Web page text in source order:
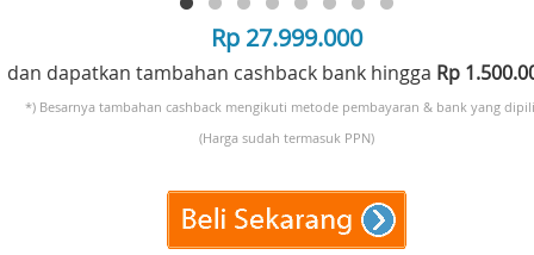
Rp 27.999.000
dan dapatkan tambahan cashback bank hingga Rp
*) Besarnya tambahan cashback mengikuti metode pembayaran & bank yang
(Harga sudah termasuk PPN)